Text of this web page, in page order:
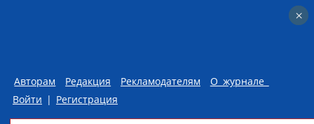
Авторам Редакция Рекламодателям
О журнале
Войти | Регистрация
×
×